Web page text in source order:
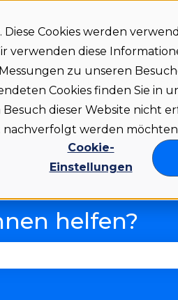
Cookies werden
verwenden diese
zu unseren
Cookies finden Sie in
dieser Website nicht
nachverfolgt werden
Cookie-
Einstellungen
helfen?